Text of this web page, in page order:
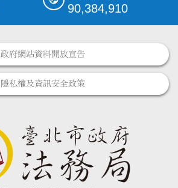
90,384,910
政府網站資料開放宣告
隱私權及資訊安全政策